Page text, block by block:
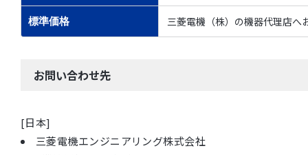
標準価格 三菱電機（株）の機器代理店へ
お問い合わせ先
[日本]
三菱電機エンジニアリング株式会社